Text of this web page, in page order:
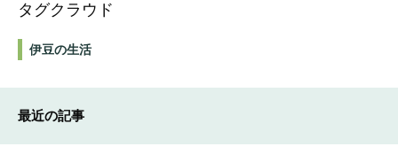
タグクラウド
伊豆の生活
最近の記事